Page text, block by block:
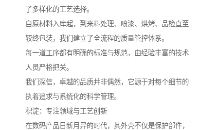
了多样化的工艺选择。
自原材料入库起，到来料处理、喷漆、烘烤、品检直至
较终包装，我们建立了全流程的质量管控体系。
每一道工序都有明确的标准与规范，由经验丰富的技术
人员严格把关。
我们深信，卓越的品质并非偶然，它源于对每个细节的
执着追求与系统化的科学管理。
积淀：专注领域与工艺创新
在数码产品日新月异的时代，其外壳不仅是保护部件，